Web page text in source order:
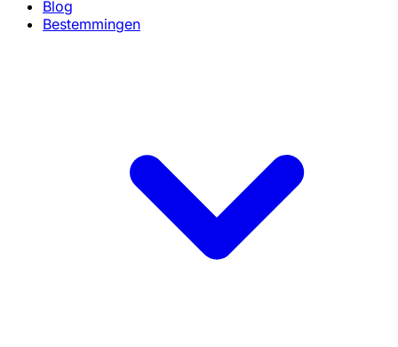
Blog
Bestemmingen